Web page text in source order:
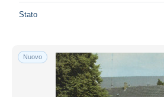
Stato
Nuovo